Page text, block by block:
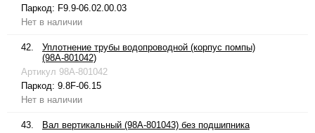
Паркод: F9.9-06.02.00.03
Нет в наличии
42.
Уплотнение трубы водопроводной (корпус помпы)
(98A-801042)
Артикул 98A-801042
Паркод: 9.8F-06.15
Нет в наличии
43.
Вал вертикальный (98A-801043) без подшипника